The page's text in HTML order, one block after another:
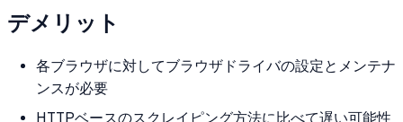
デメリット
各ブラウザに対してブラウザドライバの設定とメンテナ
ンスが必要
HTTPベースのスクレイピング方法に比べて遅い可能性